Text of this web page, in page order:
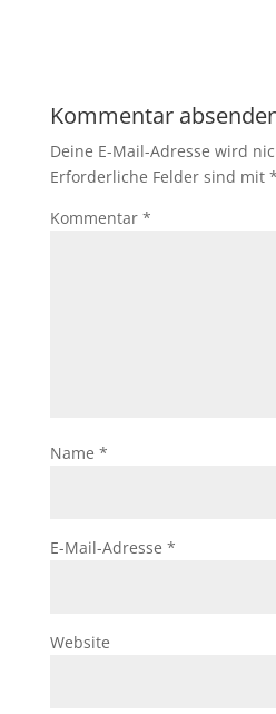
Kommentar
Deine E-Mail-Adresse wird
Erforderliche Felder sind mit *
Kommentar *
Name *
E-Mail-Adresse *
Website